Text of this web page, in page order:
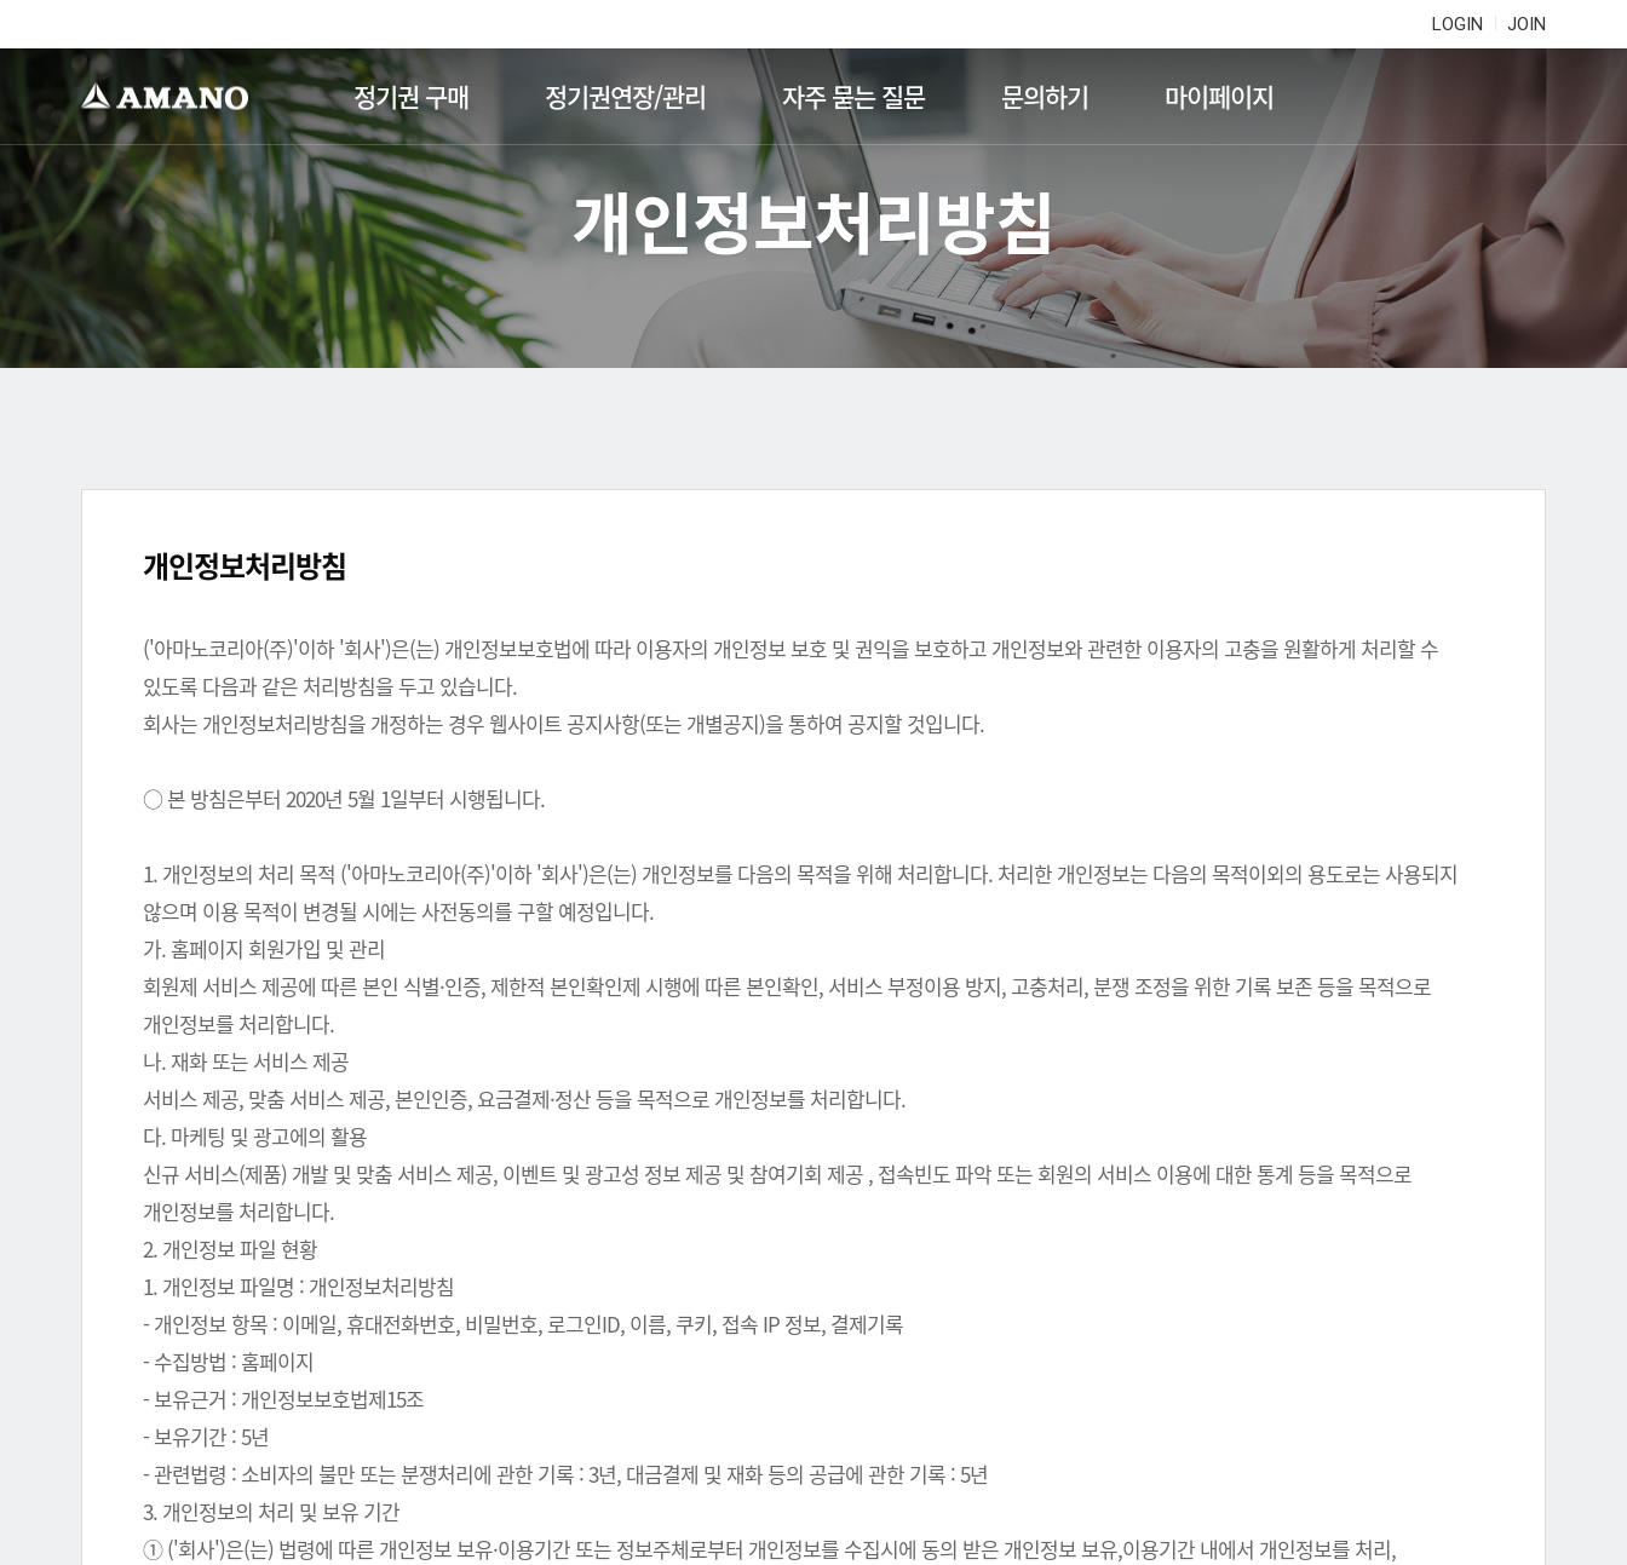
LOGIN JOIN
정기권 구매 정기권연장/관리 자주 묻는 질문 문의하기 마이페이지
개인정보처리방침
개인정보처리방침
('아마노코리아(주)'이하 '회사')은(는) 개인정보보호법에 따라 이용자의 개인정보 보호 및 권익을 보호하고 개인정보와 관련한 이용자의 고충을 원활하게 처리할 수
있도록 다음과 같은 처리방침을 두고 있습니다.
회사는 개인정보처리방침을 개정하는 경우 웹사이트 공지사항(또는 개별공지)을 통하여 공지할 것입니다.
○ 본 방침은부터 2020년 5월 1일부터 시행됩니다.
1. 개인정보의 처리 목적 ('아마노코리아(주)'이하 '회사')은(는) 개인정보를 다음의 목적을 위해 처리합니다. 처리한 개인정보는 다음의 목적이외의 용도로는 사용되지
않으며 이용 목적이 변경될 시에는 사전동의를 구할 예정입니다.
가. 홈페이지 회원가입 및 관리
회원제 서비스 제공에 따른 본인 식별·인증, 제한적 본인확인제 시행에 따른 본인확인, 서비스 부정이용 방지, 고충처리, 분쟁 조정을 위한 기록 보존 등을 목적으로
개인정보를 처리합니다.
나. 재화 또는 서비스 제공
서비스 제공, 맞춤 서비스 제공, 본인인증, 요금결제·정산 등을 목적으로 개인정보를 처리합니다.
다. 마케팅 및 광고에의 활용
신규 서비스(제품) 개발 및 맞춤 서비스 제공, 이벤트 및 광고성 정보 제공 및 참여기회 제공 , 접속빈도 파악 또는 회원의 서비스 이용에 대한 통계 등을 목적으로
개인정보를 처리합니다.
2. 개인정보 파일 현황
1. 개인정보 파일명 : 개인정보처리방침
- 개인정보 항목 : 이메일, 휴대전화번호, 비밀번호, 로그인ID, 이름, 쿠키, 접속 IP 정보, 결제기록
- 수집방법 : 홈페이지
- 보유근거 : 개인정보보호법제15조
- 보유기간 : 5년
- 관련법령 : 소비자의 불만 또는 분쟁처리에 관한 기록 : 3년, 대금결제 및 재화 등의 공급에 관한 기록 : 5년
3. 개인정보의 처리 및 보유 기간
① ('회사')은(는) 법령에 따른 개인정보 보유·이용기간 또는 정보주체로부터 개인정보를 수집시에 동의 받은 개인정보 보유,이용기간 내에서 개인정보를 처리,